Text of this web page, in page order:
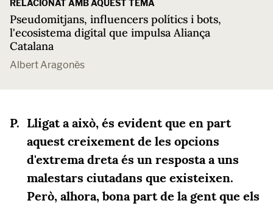
RELACIONAT AMB AQUEST TEMA
Pseudomitjans, influencers polítics i bots,
l'ecosistema digital que impulsa Aliança
Catalana
Albert Aragonès
Lligat a això, és evident que en part
aquest creixement de les opcions
d'extrema dreta és un resposta a uns
malestars ciutadans que existeixen.
Però, alhora, bona part de la gent que els